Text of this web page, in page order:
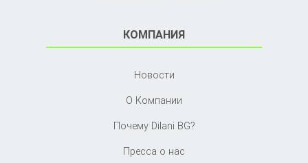
КОМПАНИЯ
Новости
О Компании
Почему Dilani BG?
Пресса о нас